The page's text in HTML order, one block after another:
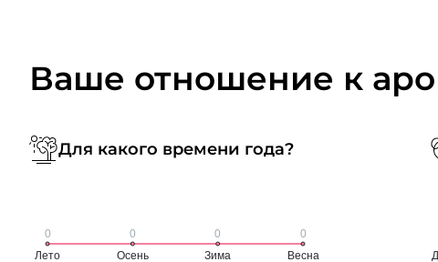
Ваше отношение к
Для какого времени года?